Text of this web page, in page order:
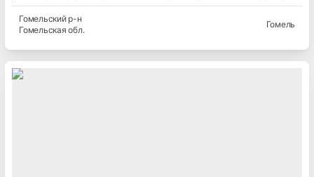
Гомельскийр-н
Гомельская обл.
Гомель